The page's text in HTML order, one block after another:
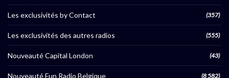
Les exclusivités by Contact (357)
Les exclusivités des autres radios (555)
Nouveauté Capital London (43)
Nouveauté Fun Radio Belgique (8 582)